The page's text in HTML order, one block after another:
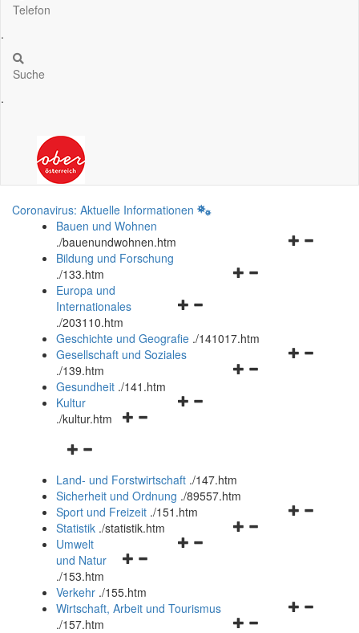
Telefon
.
Suche
.
Coronavirus: Aktuelle Informationen
Bauen und Wohnen
./bauenundwohnen.htm
Navigationsmenü
Bildung und Forschung
./133.htm
Navigationsmenü
und
schließen
Europa und
Internationales
./203110.htm
Geschichte und Geografie ./141017.htm
Navigationsmenü
Gesellschaft und Soziales
./139.htm
Navigationsmenü
Gesundheit ./141.htm
Navigationsmenü
Kultur
./kultur.htm
Navigationsmenü
und
schließen
Land- und Forstwirtschaft ./147.htm
Sicherheit und Ordnung ./89557.htm
Navigationsmenü
Sport und Freizeit ./151.htm
Navigationsmenü
Statistik ./statistik.htm
Navigationsmenü
und
schließen
Umwelt
und Natur
./153.htm
Verkehr ./155.htm
Navigationsmenü
Wirtschaft, Arbeit und Tourismus
./157.htm